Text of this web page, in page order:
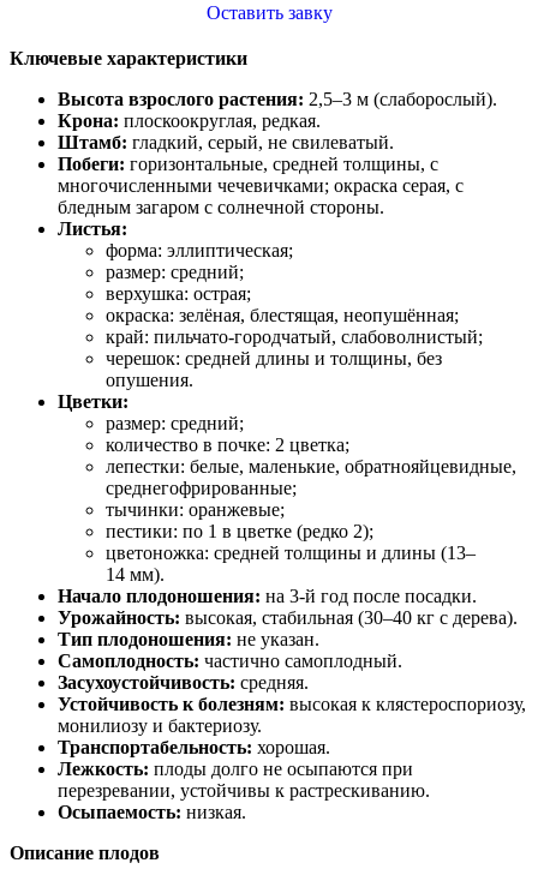
Оставить завку
Ключевые характеристики
Высота взрослого растения: 2,5–3 м (слаборослый).
Крона: плоскоокруглая, редкая.
Штамб: гладкий, серый, не свилеватый.
Побеги: горизонтальные, средней толщины, с
многочисленными чечевичками; окраска серая, с
бледным загаром с солнечной стороны.
Листья:
форма: эллиптическая;
размер: средний;
верхушка: острая;
окраска: зелёная, блестящая, неопушённая;
край: пильчато‑городчатый, слабоволнистый;
черешок: средней длины и толщины, без
опушения.
Цветки:
размер: средний;
количество в почке: 2 цветка;
лепестки: белые, маленькие, обратнояйцевидные,
среднегофрированные;
тычинки: оранжевые;
пестики: по 1 в цветке (редко 2);
цветоножка: средней толщины и длины (13–
14 мм).
Начало плодоношения: на 3‑й год после посадки.
Урожайность: высокая, стабильная (30–40 кг с дерева).
Тип плодоношения: не указан.
Самоплодность: частично самоплодный.
Засухоустойчивость: средняя.
Устойчивость к болезням: высокая к клястероспориозу,
монилиозу и бактериозу.
Транспортабельность: хорошая.
Лежкость: плоды долго не осыпаются при
перезревании, устойчивы к растрескиванию.
Осыпаемость: низкая.
Описание плодов